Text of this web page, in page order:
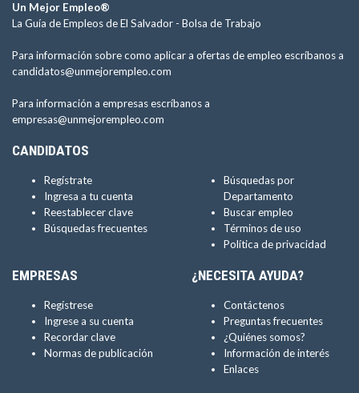
Un Mejor Empleo®
La Guía de Empleos de El Salvador - Bolsa de Trabajo
Para información sobre como aplicar a ofertas de empleo escríbanos a
candidatos@unmejorempleo.com
Para información a empresas escríbanos a
empresas@unmejorempleo.com
CANDIDATOS
Regístrate
Ingresa a tu cuenta
Reestablecer clave
Búsquedas frecuentes
Búsquedas por
Departamento
Buscar empleo
Términos de uso
Política de privacidad
EMPRESAS
Regístrese
Ingrese a su cuenta
Recordar clave
Normas de publicación
¿NECESITA AYUDA?
Contáctenos
Preguntas frecuentes
¿Quiénes somos?
Información de interés
Enlaces